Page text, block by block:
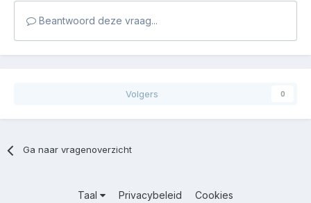
Beantwoord deze vraag...
Volgers 0
Ga naar vragenoverzicht
Taal Privacybeleid Cookies